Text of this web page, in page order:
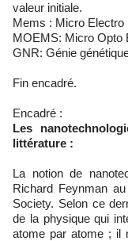
valeur initiale.
Mems : Micro
MOEMS: Micro Opto
GNR: Génie
Fin encadré.
Encadré :
Les
littérature :
La notion de
Richard Feynman
Society. Selon ce
de la physique qui
atome par atome ; il